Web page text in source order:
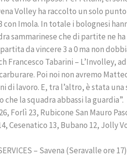
Volley ha raccolto un solo
Imola. In totale i bolognesi
sammarinese che di partite ne
da vincere 3 a 0 ma non
Tabarini – L’Involley,
Poi noi non avremo
di lavoro. E, tra l’altro, è stata
la squadra abbassi la guardia”.
Forlì 23, Rubicone San Mauro
Cesenatico 13, Bubano 12, Jolly
– Savena (Seravalle ore